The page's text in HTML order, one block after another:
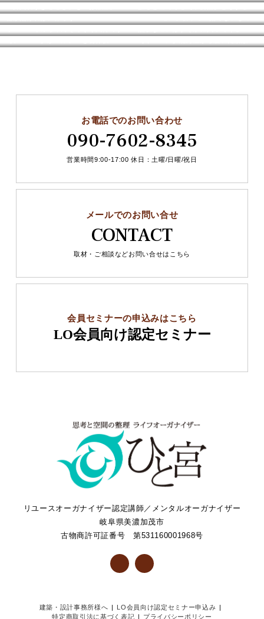
お電話でのお問い合わせ
090-7602-8345
営業時間9:00-17:00 休日：土曜/日曜/祝日
メールでのお問い合せ
CONTACT
取材・ご相談などお問い合せはこちら
会員セミナーの申込みはこちら
LO会員向け認定セミナー
リユースオーガナイザー認定講師／メンタルオーガナイザー
岐阜県美濃加茂市
古物商許可証番号 第531160001968号
建築・設計事務所様へ
LO会員向け認定セミナー申込み
特定商取引法に基づく表記
プライバシーポリシー